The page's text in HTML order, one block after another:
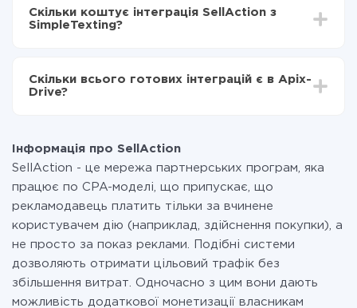
Тепер дані будуть автоматично передаватися з
SellAction в SimpleTexting
становити від 5-ти до 30-хвилин. У середньому
налаштування займає 10-15 хвилин.
Скільки коштує інтеграція SellAction з
SimpleTexting?
Ви оплачуєте лише кількість даних, які за фактом
передаються з однієї вашої системи в іншу через
при необхідності. Детальніше про
Скільки всього готових інтеграцій є в Apix-
Drive?
Інформація про SellAction
SellAction - це мережа партнерських програм, яка
працює по CPA-моделі, що припускає, що
рекламодавець платить тільки за вчинене
користувачем дію (наприклад, здійснення покупки), а
не просто за показ реклами. Подібні системи
дозволяють отримати цільовий трафік без
збільшення витрат. Одночасно з цим вони дають
можливість додаткової монетизації власникам